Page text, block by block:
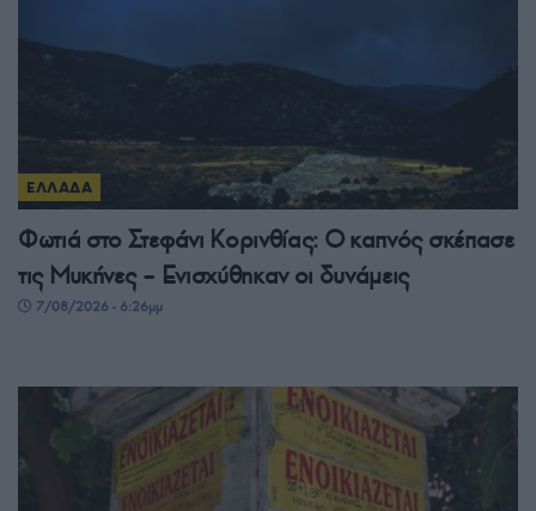
ΕΛΛΑΔΑ
Φωτιά στο Στεφάνι Κορινθίας: Ο καπνός σκέπασε
τις Μυκήνες – Ενισχύθηκαν οι δυνάμεις
7/08/2026 - 6:26μμ